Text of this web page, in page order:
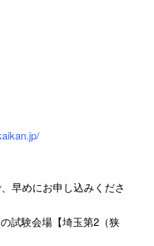
早めにお申し込みくださ
試験会場【埼玉第2（狭